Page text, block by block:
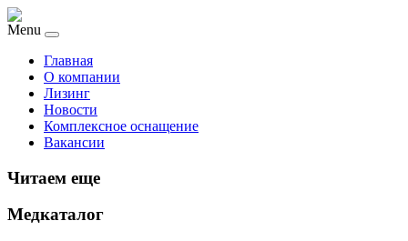
Menu
Главная
О компании
Лизинг
Новости
Комплексное оснащение
Вакансии
Читаем еще
Медкаталог